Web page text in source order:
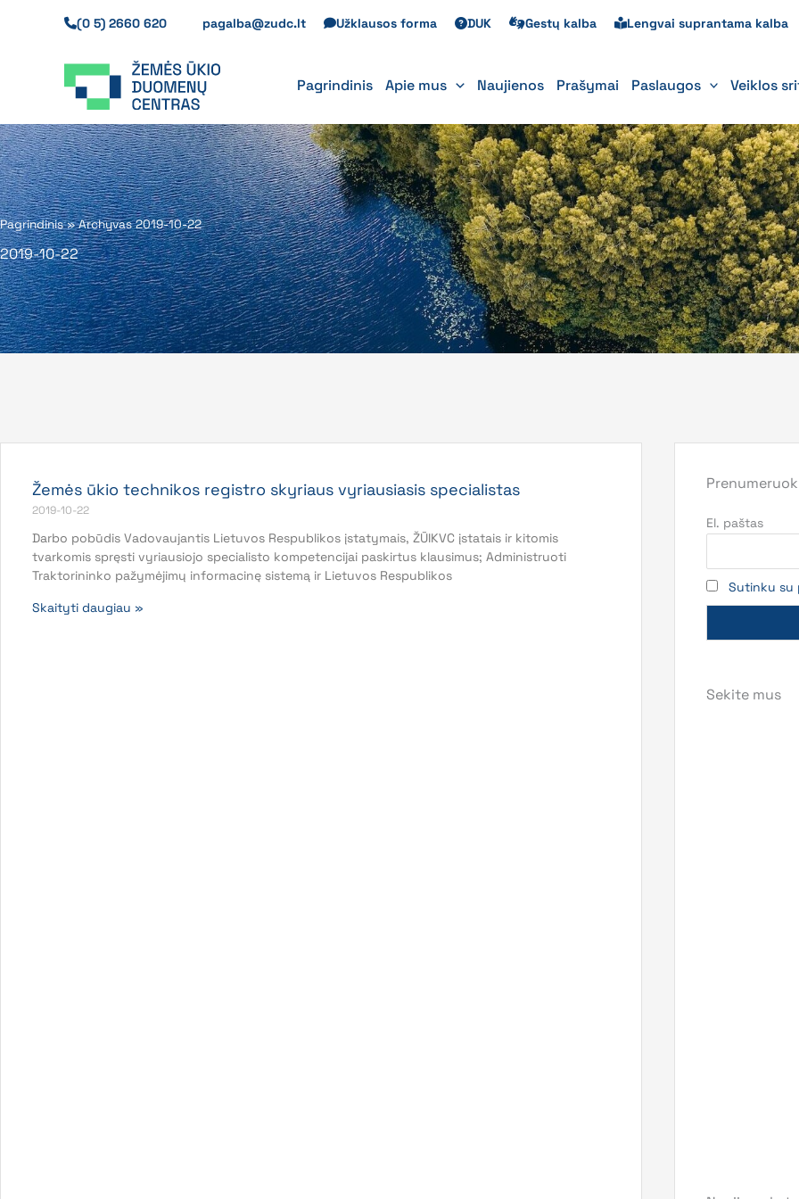
(0 5) 2660 620 pagalba@zudc.lt Užklausos forma DUK Gestų kalba Lengvai suprantama kalba
Pagrindinis Apie mus Naujienos Prašymai Paslaugos Veiklos
Pagrindinis»Archyvas 2019-10-22
2019-10-22
Žemės ūkio technikos registro skyriaus vyriausiasis specialistas
2019-10-22
Darbo pobūdis Vadovaujantis Lietuvos Respublikos įstatymais, ŽŪIKVC įstatais ir kitomis
tvarkomis spręsti vyriausiojo specialisto kompetencijai paskirtus klausimus; Administruoti
Traktorininko pažymėjimų informacinę sistemą ir Lietuvos Respublikos
Skaityti daugiau »
El. paštas
Sutinku su
Sekite mus